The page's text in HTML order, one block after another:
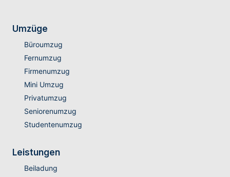
Umzüge
Büroumzug
Fernumzug
Firmenumzug
Mini Umzug
Privatumzug
Seniorenumzug
Studentenumzug
Leistungen
Beiladung